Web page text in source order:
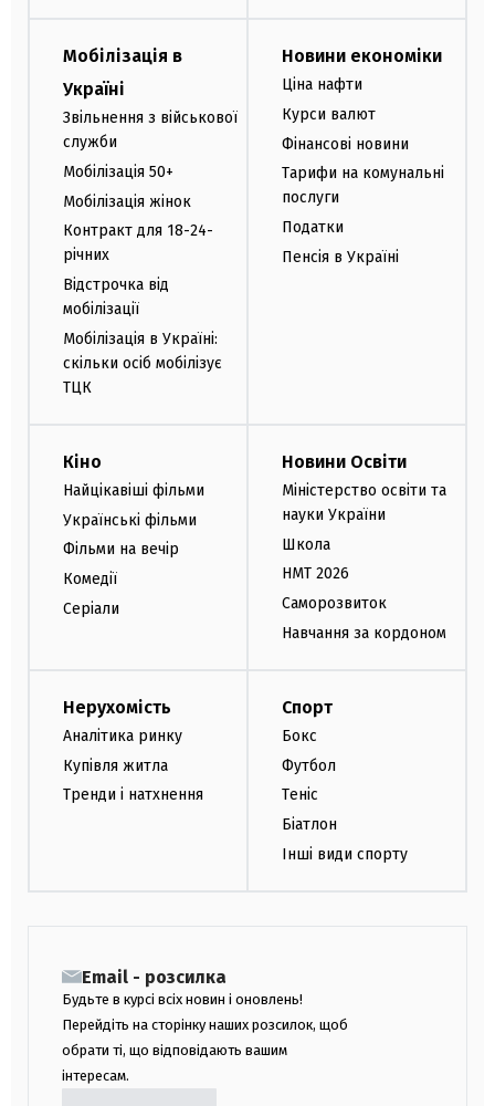
Мобілізація в
Україні
Звільнення з військової
служби
Мобілізація 50+
Мобілізація жінок
Контракт для 18-24-
річних
Відстрочка від
мобілізації
Мобілізація в Україні:
скільки осіб мобілізує
ТЦК
Новини економіки
Ціна нафти
Курси валют
Фінансові новини
Тарифи на комунальні
послуги
Податки
Пенсія в Україні
Кіно
Найцікавіші фільми
Українські фільми
Фільми на вечір
Комедії
Серіали
Новини Освіти
Міністерство освіти та
науки України
Школа
НМТ 2026
Саморозвиток
Навчання за кордоном
Нерухомість
Аналітика ринку
Купівля житла
Тренди і натхнення
Спорт
Бокс
Футбол
Теніс
Біатлон
Інші види спорту
Email - розсилка
Будьте в курсі всіх новин і оновлень!
Перейдіть на сторінку наших розсилок, щоб
обрати ті, що відповідають вашим
інтересам.